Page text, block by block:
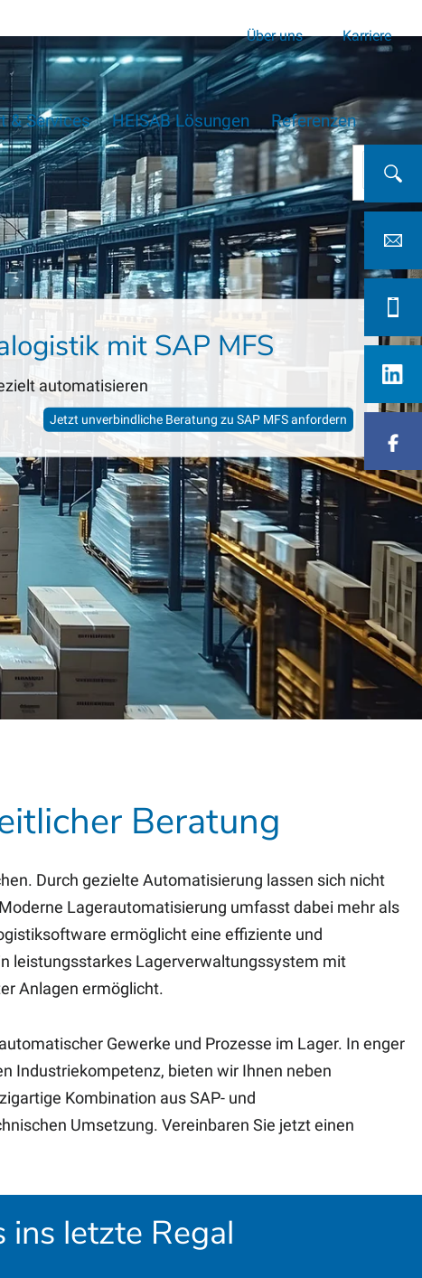
Über uns Karriere
& Services HEISAB Lösungen Referenzen
mit SAP MFS
automatisieren
Jetzt unverbindliche Beratung zu SAP MFS anfordern
Beratung
Durch gezielte Automatisierung lassen sich nicht
Lagerautomatisierung umfasst dabei mehr als
ermöglicht eine effiziente und
leistungsstarkes Lagerverwaltungssystem mit
Anlagen ermöglicht.
Gewerke und Prozesse im Lager. In enger
Industriekompetenz, bieten wir Ihnen neben
Kombination aus SAP- und
Umsetzung. Vereinbaren Sie jetzt einen
letzte Regal